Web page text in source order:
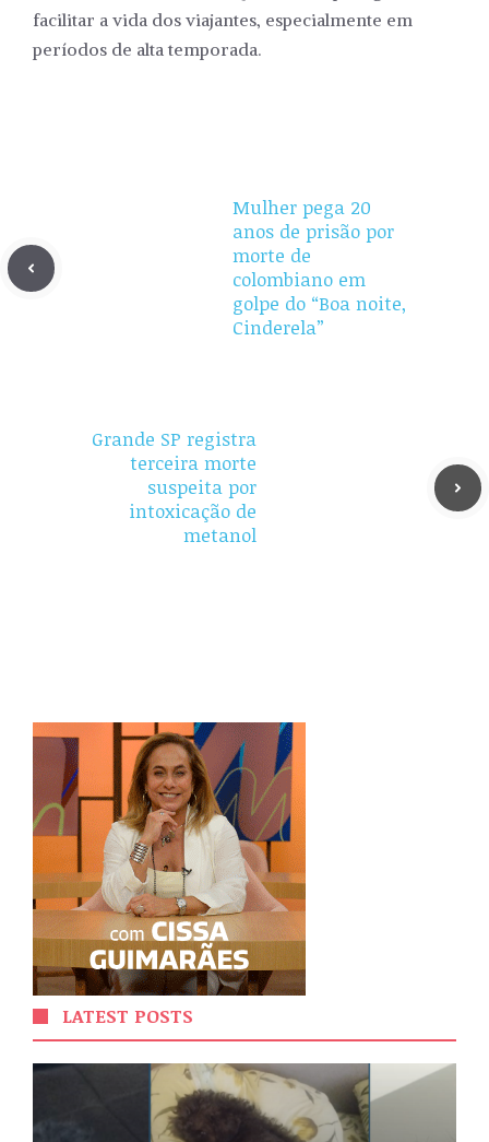
facilitar a vida dos viajantes, especialmente em
períodos de alta temporada.
Mulher pega 20
anos de prisão por
morte de
colombiano em
golpe do “Boa noite,
Cinderela”
Grande SP registra
terceira morte
suspeita por
intoxicação de
metanol
LATEST POSTS